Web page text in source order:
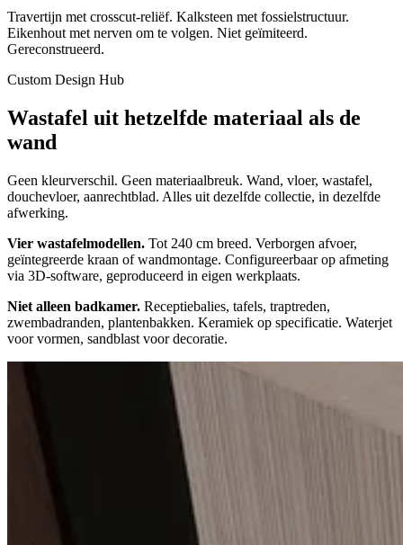
Travertijn met crosscut-reliëf. Kalksteen met fossielstructuur.
Eikenhout met nerven om te volgen. Niet geïmiteerd.
Gereconstrueerd.
Custom Design Hub
Wastafel uit hetzelfde materiaal als de
wand
Geen kleurverschil. Geen materiaalbreuk. Wand, vloer, wastafel,
douchevloer, aanrechtblad. Alles uit dezelfde collectie, in dezelfde
afwerking.
Vier wastafelmodellen. Tot 240 cm breed. Verborgen afvoer,
geïntegreerde kraan of wandmontage. Configureerbaar op afmeting
via 3D-software, geproduceerd in eigen werkplaats.
Niet alleen badkamer. Receptiebalies, tafels, traptreden,
zwembadranden, plantenbakken. Keramiek op specificatie. Waterjet
voor vormen, sandblast voor decoratie.